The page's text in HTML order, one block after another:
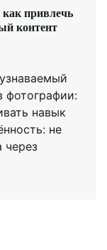
привлечь
контент
фотографии:
навык
не
через